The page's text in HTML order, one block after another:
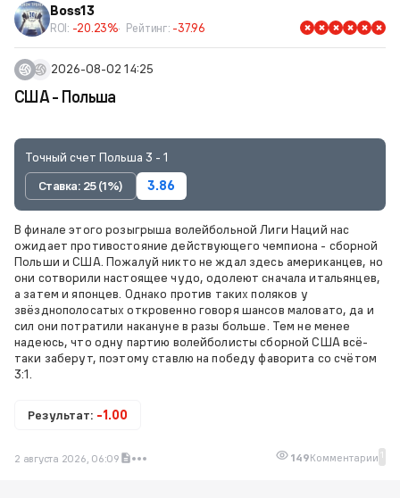
Boss13
ROI: -20.23% Рейтинг: -37.96
2026-08-02 14:25
США - Польша
Точный счет Польша 3 - 1
Ставка: 25 (1%)
3.86
В финале этого розыгрыша волейбольной Лиги Наций нас
ожидает противостояние действующего чемпиона - сборной
Польши и США. Пожалуй никто не ждал здесь американцев, но
они сотворили настоящее чудо, одолеют сначала итальянцев,
а затем и японцев. Однако против таких поляков у
звёзднополосатых откровенно говоря шансов маловато, да и
сил они потратили накануне в разы больше. Тем не менее
надеюсь, что одну партию волейболисты сборной США всё-
таки заберут, поэтому ставлю на победу фаворита со счётом
3:1.
Результат: -1.00
2 августа 2026, 06:09 149Комментарии 1